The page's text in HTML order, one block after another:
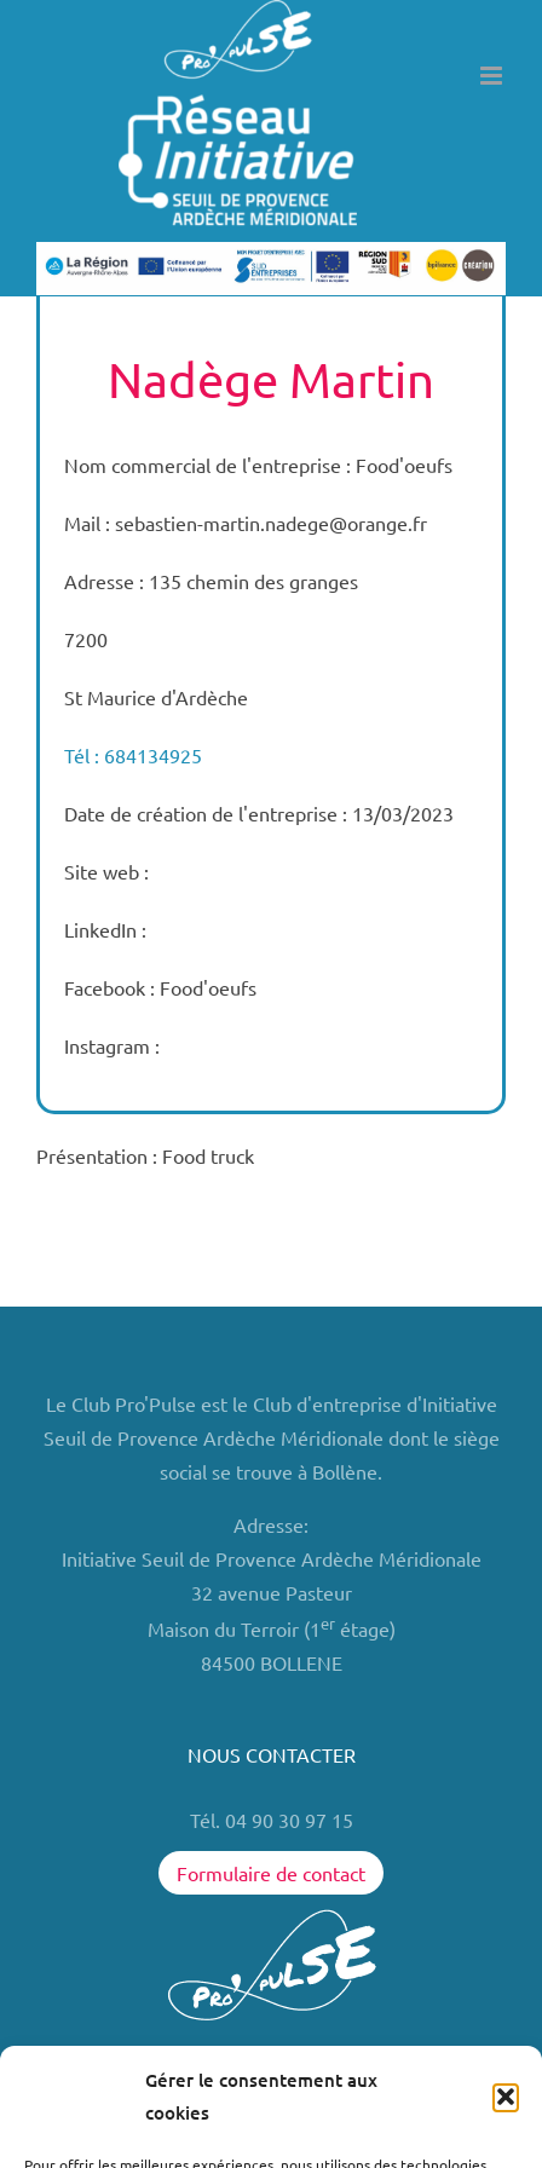
Gérer le consentement aux
cookies
Nadège Martin
Nom commercial de l'entreprise : Food'oeufs
Mail : sebastien-martin.nadege@orange.fr
Adresse : 135 chemin des granges
7200
St Maurice d'Ardèche
Tél : 684134925
Date de création de l'entreprise : 13/03/2023
Site web :
LinkedIn :
Facebook : Food'oeufs
Instagram :
Présentation : Food truck
Le Club Pro'Pulse est le Club d'entreprise d'Initiative
Seuil de Provence Ardèche Méridionale dont le siège
social se trouve à Bollène.
Adresse:
Initiative Seuil de Provence Ardèche Méridionale
32 avenue Pasteur
Maison du Terroir (1erétage)
84500 BOLLENE
NOUS CONTACTER
Tél. 04 90 30 97 15
Formulaire de contact
Où nous trouver ?